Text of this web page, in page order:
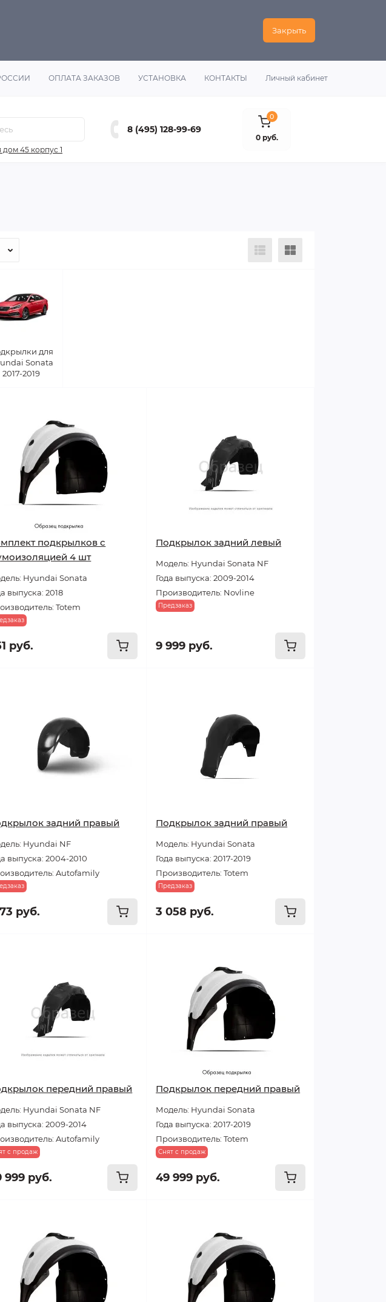
Закрыть
ОПЛАТА ЗАКАЗОВ УСТАНОВКА КОНТАКТЫ Личный кабинет
45 корпус 1
8 (495) 128-99-69
0
0 руб.
для
Sonata
2017-2019
подкрылков с
4 шт
Hyundai Sonata
выпуска: 2018
Totem
руб.
Подкрылок задний левый
Модель: Hyundai Sonata NF
Года выпуска: 2009-2014
Производитель: Novline
Предзаказ
9 999 руб.
задний правый
Hyundai NF
выпуска: 2004-2010
Autofamily
руб.
Подкрылок задний правый
Модель: Hyundai Sonata
Года выпуска: 2017-2019
Производитель: Totem
Предзаказ
3 058 руб.
передний правый
Hyundai Sonata NF
выпуска: 2009-2014
Autofamily
с продаж
999 руб.
Подкрылок передний правый
Модель: Hyundai Sonata
Года выпуска: 2017-2019
Производитель: Totem
Снят с продаж
49 999 руб.